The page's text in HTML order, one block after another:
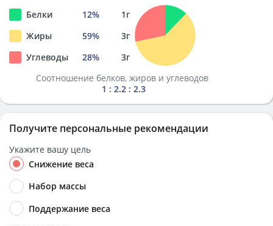
Белки 12% 1г
Жиры
59% 3г
Углеводы
28% 3г
Соотношение белков, жиров и углеводов
1 : 2.2 : 2.3
Получите персональные рекомендации
Укажите вашу цель
Снижение веса
Набор массы
Поддержание веса